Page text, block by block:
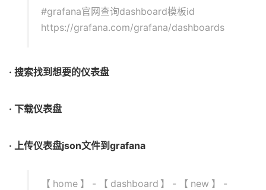
#grafana官网查询dashboard模板id
https://grafana.com/grafana/dashboards
· 搜索找到想要的仪表盘
· 下载仪表盘
· 上传仪表盘json文件到grafana
【home】-【dashboard】-【new】-